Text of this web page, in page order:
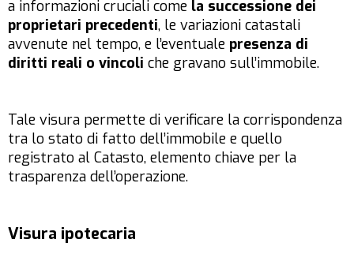
a informazioni cruciali come la successione dei
proprietari precedenti, le variazioni catastali
avvenute nel tempo, e l’eventuale presenza di
diritti reali o vincoli che gravano sull’immobile.
Tale visura permette di verificare la corrispondenza
tra lo stato di fatto dell’immobile e quello
registrato al Catasto, elemento chiave per la
trasparenza dell’operazione.
Visura ipotecaria